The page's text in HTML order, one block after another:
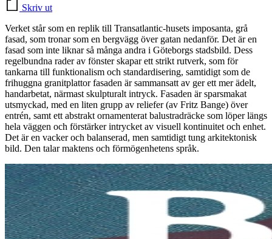
Skriv ut
Verket står som en replik till Transatlantic-husets imposanta, grå
fasad, som tronar som en bergvägg över gatan nedanför. Det är en
fasad som inte liknar så många andra i Göteborgs stadsbild. Dess
regelbundna rader av fönster skapar ett strikt rutverk, som för
tankarna till funktionalism och standardisering, samtidigt som de
frihuggna granitplattor fasaden är sammansatt av ger ett mer ädelt,
handarbetat, närmast skulpturalt intryck. Fasaden är sparsmakat
utsmyckad, med en liten grupp av reliefer (av Fritz Bange) över
entrén, samt ett abstrakt ornamenterat balustradräcke som löper längs
hela väggen och förstärker intrycket av visuell kontinuitet och enhet.
Det är en vacker och balanserad, men samtidigt tung arkitektonisk
bild. Den talar maktens och förmögenhetens språk.